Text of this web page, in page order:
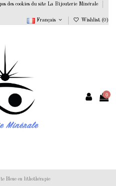
des cookies du site La Bijouterie Minérale
Français
Wishlist (0 )
0
Bleue en lithothérapie